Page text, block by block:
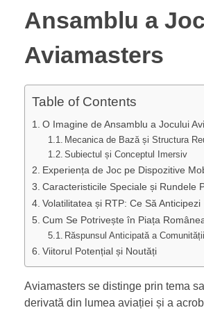
Ansamblu a
Aviamasters
Table of Contents
O Imagine de Ansamblu a Jocului
Mecanica de Bază și Structura
Subiectul și Conceptul Imersiv
Experiența de Joc pe Dispozitive
Caracteristicile Speciale și Rundele
Volatilitatea și RTP: Ce Să Anticipezi
Cum Se Potrivește în Piața
Răspunsul Anticipată a
Viitorul Potențial și Noutăți
Aviamasters se distinge prin tema
derivată din lumea aviației și a